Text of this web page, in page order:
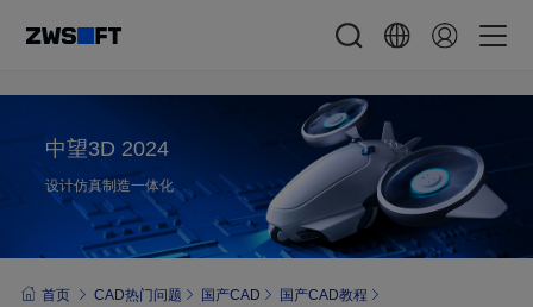
中望3D 2024
设计仿真制造一体化
首页 CAD热门问题 国产CAD
国产CAD教程